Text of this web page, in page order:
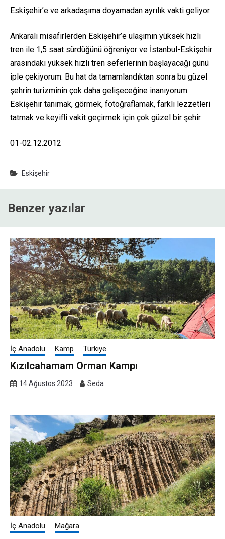
Eskişehir’e ve arkadaşıma doyamadan ayrılık vakti geliyor.
Ankaralı misafirlerden Eskişehir’e ulaşımın yüksek hızlı
tren ile 1,5 saat sürdüğünü öğreniyor ve İstanbul-Eskişehir
arasındaki yüksek hızlı tren seferlerinin başlayacağı günü
iple çekiyorum. Bu hat da tamamlandıktan sonra bu güzel
şehrin turizminin çok daha gelişeceğine inanıyorum.
Eskişehir tanımak, görmek, fotoğraflamak, farklı lezzetleri
tatmak ve keyifli vakit geçirmek için çok güzel bir şehir.
01-02.12.2012
Eskişehir
Benzer yazılar
İç Anadolu Kamp Türkiye
Kızılcahamam Orman Kampı
14 Ağustos 2023 Seda
İç Anadolu Mağara